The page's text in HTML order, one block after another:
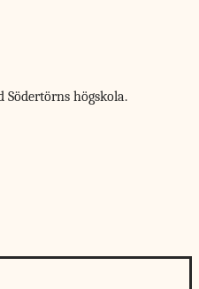
Södertörns högskola.